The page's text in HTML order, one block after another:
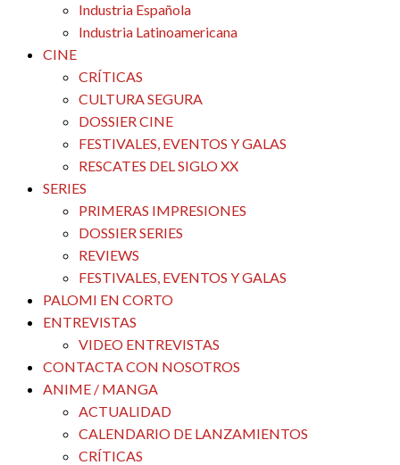
Industria Española
Industria Latinoamericana
CINE
CRÍTICAS
CULTURA SEGURA
DOSSIER CINE
FESTIVALES, EVENTOS Y GALAS
RESCATES DEL SIGLO XX
SERIES
PRIMERAS IMPRESIONES
DOSSIER SERIES
REVIEWS
FESTIVALES, EVENTOS Y GALAS
PALOMI EN CORTO
ENTREVISTAS
VIDEO ENTREVISTAS
CONTACTA CON NOSOTROS
ANIME / MANGA
ACTUALIDAD
CALENDARIO DE LANZAMIENTOS
CRÍTICAS